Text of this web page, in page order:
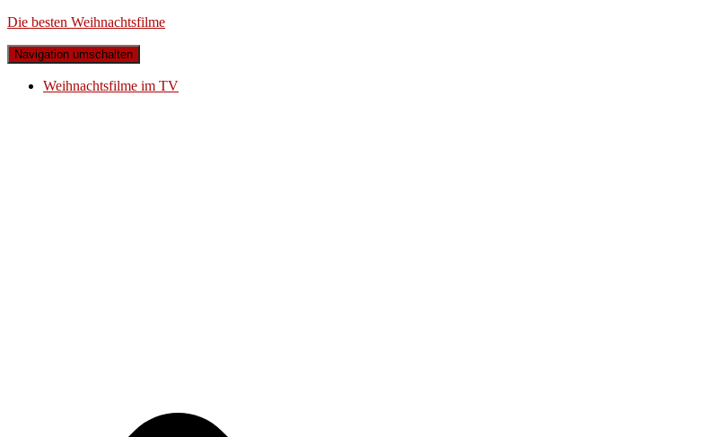
Die besten Weihnachtsfilme
Navigation umschalten
Weihnachtsfilme im TV